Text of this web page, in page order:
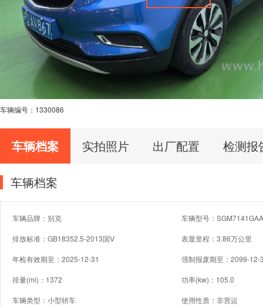
车辆编号： 1330086
车辆档案 实拍照片 出厂配置 检测报
车辆档案
车辆品牌：别克 车辆型号：
排放标准：GB18352.5-2013国Ⅴ 表显里程：3.86万公里
年检有效期至：2025-12-31 强制报废期至：2099-12-
排量(ml)：1372 功率(kw)：105.0
车辆类型：小型轿车 使用性质：非营运